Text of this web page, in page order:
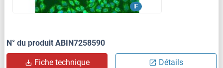
IF
N° du produit ABIN7258590
Fiche technique Détails